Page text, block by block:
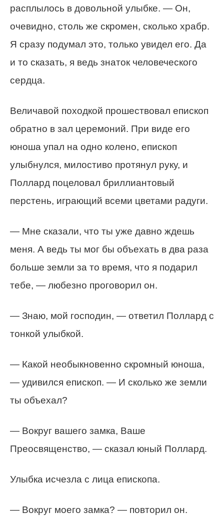
расплылось в довольной улыбке. — Он,
очевидно, столь же скромен, сколько храбр.
Я сразу подумал это, только увидел его. Да
и то сказать, я ведь знаток человеческого
сердца.
Величавой походкой прошествовал епископ
обратно в зал церемоний. При виде его
юноша упал на одно колено, епископ
улыбнулся, милостиво протянул руку, и
Поллард поцеловал бриллиантовый
перстень, играющий всеми цветами радуги.
— Мне сказали, что ты уже давно ждешь
меня. А ведь ты мог бы объехать в два раза
больше земли за то время, что я подарил
тебе, — любезно проговорил он.
— Знаю, мой господин, — ответил Поллард с
тонкой улыбкой.
— Какой необыкновенно скромный юноша,
— удивился епископ. — И сколько же земли
ты объехал?
— Вокруг вашего замка, Ваше
Преосвященство, — сказал юный Поллард.
Улыбка исчезла с лица епископа.
— Вокруг моего замка? — повторил он.